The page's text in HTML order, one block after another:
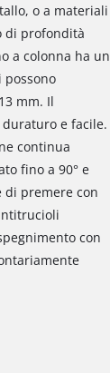
o a materiali
di profondità
a colonna ha un
possono
mm. Il
e facile.
continua
fino a 90° e
di premere con
con